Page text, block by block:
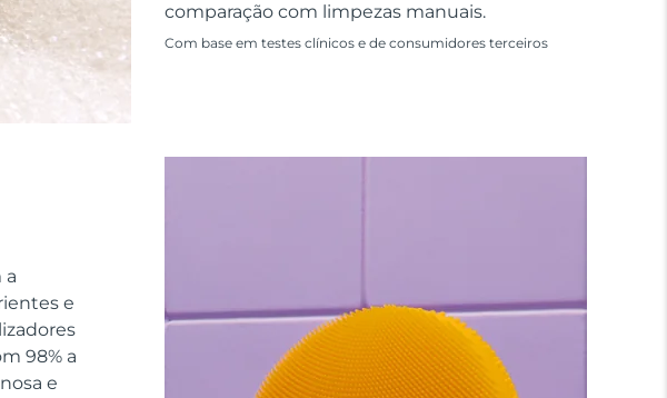
comparação com limpezas manuais.
Com base em testes clínicos e de consumidores terceiros
a
e
98% a
e